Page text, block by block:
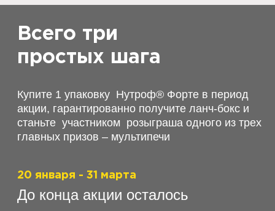
Всего три
простых шага
Купите 1 упаковку  Нутроф® Форте в период
акции, гарантированно получите ланч-бокс и
станьте  участником  розыграша одного из трех
главных призов – мультипечи
20 января - 31 марта
До конца акции осталось